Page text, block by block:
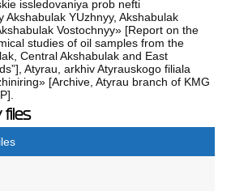
issledovaniya prob nefti
Akshabulak YUzhnyy, Akshabulak
Vostochnyy» [Report on the
studies of oil samples from the
Central Akshabulak and East
Atyrau, arkhiv Atyrauskogo filiala
[Archive, Atyrau branch of KMG
files